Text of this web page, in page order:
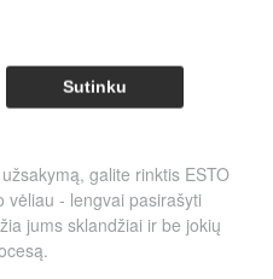
Sutinku
galite rinktis ESTO
vėliau - lengvai pasirašyti
jums sklandžiai ir be jokių